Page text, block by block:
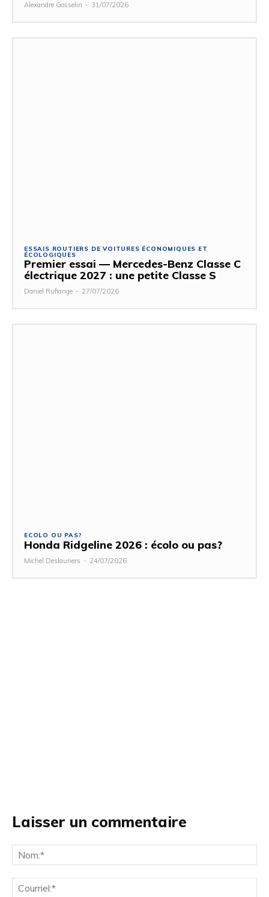
Alexandre Gosselin - 31/07/2026
ESSAIS ROUTIERS DE VOITURES ÉCONOMIQUES ET
ÉCOLOGIQUES
Premier essai — Mercedes-Benz Classe C
électrique 2027 : une petite Classe S
Daniel Rufiange - 27/07/2026
ECOLO OU PAS?
Honda Ridgeline 2026 : écolo ou pas?
Michel Deslauriers - 24/07/2026
Laisser un commentaire